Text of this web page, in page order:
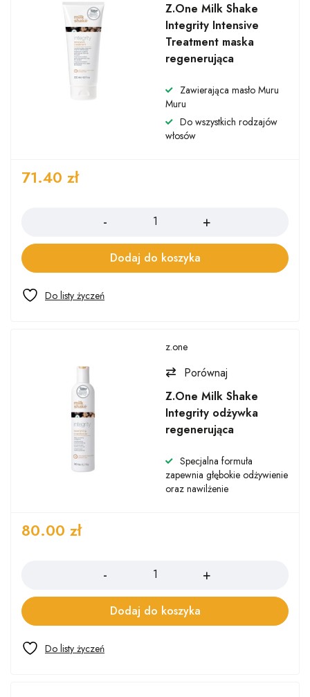
Z.One Milk Shake
Integrity Intensive
Treatment maska
regenerująca
Zawierająca masło Muru
Muru
Do wszystkich rodzajów
włosów
71.40 zł
Dodaj do koszyka
z.one
Porównaj
Z.One Milk Shake
Integrity odżywka
regenerująca
Specjalna formuła
zapewnia głębokie odżywienie
oraz nawilżenie
80.00 zł
Dodaj do koszyka